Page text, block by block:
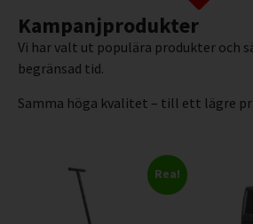
Kampanjprodukter
Vi har valt ut populära produkter och
begränsad tid.
Samma höga kvalitet – till ett lägre
Rea!